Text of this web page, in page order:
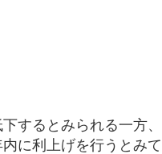
するとみられる一方、
に利上げを行うとみて